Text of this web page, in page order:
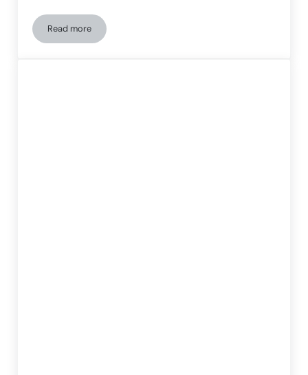
Read moreLe bénévolat chez PsicoNED : Transformer des vies à